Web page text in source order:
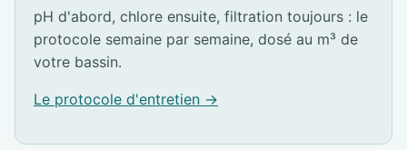
pH d'abord, chlore ensuite, filtration toujours : le
protocole semaine par semaine, dosé au m³ de
votre bassin.
Le protocole d'entretien →